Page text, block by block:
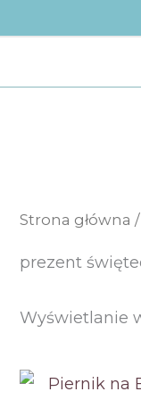
Strona główna
prezent
Wyświetlanie